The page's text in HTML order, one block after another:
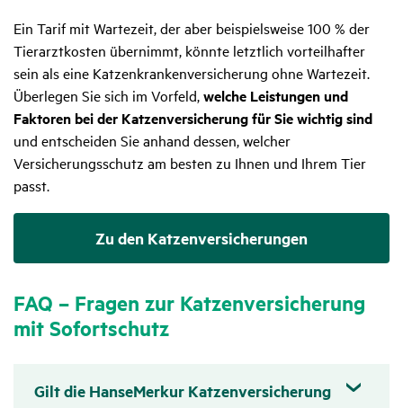
Ein Tarif mit Wartezeit, der aber beispielsweise 100 % der
Tierarztkosten übernimmt, könnte letztlich vorteilhafter
sein als eine Katzenkrankenversicherung ohne Wartezeit.
Überlegen Sie sich im Vorfeld,welche Leistungen und
Faktoren bei der Katzenversicherung für Sie wichtig sind
und entscheiden Sie anhand dessen, welcher
Versicherungsschutz am besten zu Ihnen und Ihrem Tier
passt.
Zu den Katzenversicherungen
FAQ – Fragen zur Katzen­ver­si­che­rung
mit Sofort­schutz
Gilt die HanseMerkur Katzen­ver­si­che­rung